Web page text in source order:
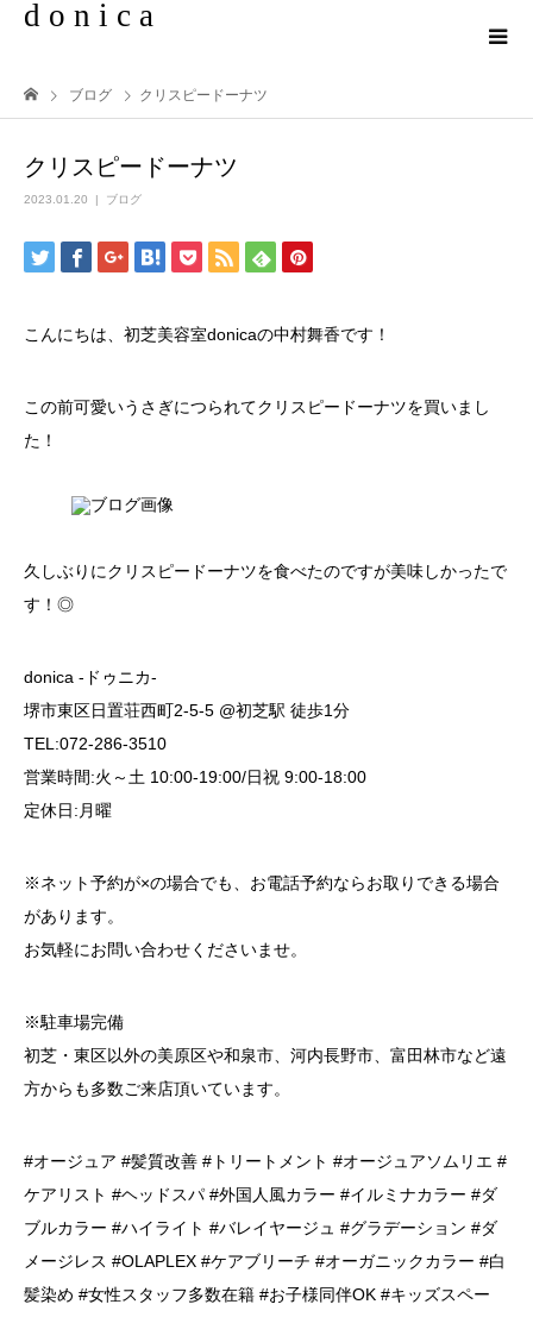
d o n i c a
ブログ クリスピードーナツ
クリスピードーナツ
2023.01.20 ブログ
こんにちは、初芝美容室donicaの中村舞香です！
この前可愛いうさぎにつられてクリスピードーナツを買いまし
た！
久しぶりにクリスピードーナツを食べたのですが美味しかったで
す！◎
donica -ドゥニカ-
堺市東区日置荘西町2-5-5 @初芝駅 徒歩1分
TEL:072-286-3510
営業時間:火～土 10:00-19:00/日祝 9:00-18:00
定休日:月曜
※ネット予約が×の場合でも、お電話予約ならお取りできる場合
があります。
お気軽にお問い合わせくださいませ。
※駐車場完備
初芝・東区以外の美原区や和泉市、河内長野市、富田林市など遠
方からも多数ご来店頂いています。
#オージュア #髪質改善 #トリートメント #オージュアソムリエ #
ケアリスト #ヘッドスパ #外国人風カラー #イルミナカラー #ダ
ブルカラー #ハイライト #バレイヤージュ #グラデーション #ダ
メージレス #OLAPLEX #ケアブリーチ #オーガニックカラー #白
髪染め #女性スタッフ多数在籍 #お子様同伴OK #キッズスペー